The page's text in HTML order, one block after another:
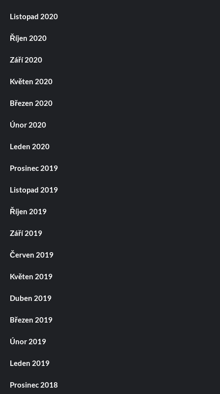
Listopad 2020
Říjen 2020
Září 2020
Květen 2020
Březen 2020
Únor 2020
Leden 2020
Prosinec 2019
Listopad 2019
Říjen 2019
Září 2019
Červen 2019
Květen 2019
Duben 2019
Březen 2019
Únor 2019
Leden 2019
Prosinec 2018